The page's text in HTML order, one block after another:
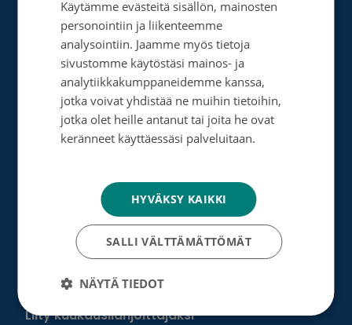
Tietosuoja- ja rekisteriseloste
Rahankeräyslupa
Syöpäsäätiö laskutusoitteet
Saavutettavuus
Munien puolesta -keräys
Lahjoita
Löydä oma tapasi auttaa
Liity kuukausilahjoittajaksi
SWEDISH
Käytämme evästeitä sisällön, mainosten
personointiin ja liikenteemme
analysointiin. Jaamme myös tietoja
sivustomme käytöstäsi mainos- ja
analytiikkakumppaneidemme kanssa,
jotka voivat yhdistää ne muihin tietoihin,
jotka olet heille antanut tai joita he ovat
keränneet käyttäessäsi palveluitaan.
HYVÄKSY KAIKKI
SALLI VÄLTTÄMÄTTÖMÄT
NÄYTÄ TIEDOT